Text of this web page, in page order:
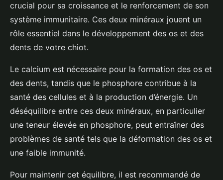
crucial pour sa croissance et le renforcement de son
système immunitaire. Ces deux minéraux jouent un
rôle essentiel dans le développement des os et des
dents de votre chiot.
Le calcium est nécessaire pour la formation des os et
des dents, tandis que le phosphore contribue à la
santé des cellules et à la production d’énergie. Un
déséquilibre entre ces deux minéraux, en particulier
une teneur élevée en phosphore, peut entraîner des
problèmes de santé tels que la déformation des os et
une faible immunité.
Pour maintenir cet équilibre, il est recommandé de